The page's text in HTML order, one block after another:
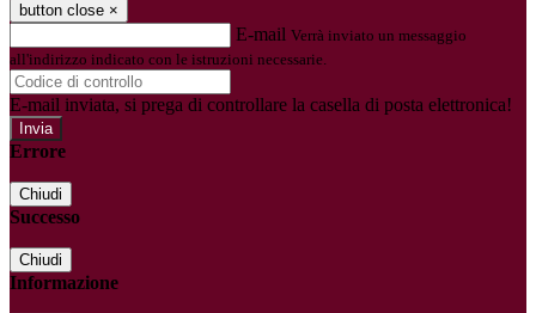
button close ×
E-mail Verrà inviato un messaggio
all'indirizzo indicato con le istruzioni necessarie.
E-mail inviata, si prega di controllare la casella di posta elettronica!
Errore
Chiudi
Successo
Chiudi
Informazione